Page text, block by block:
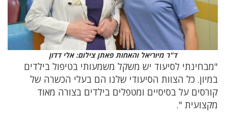
ד"ר מיוריאל והאחות פאתן צילום: אלי דדון
"מבחינתי לסיעוד יש משקל משמעותי בטיפול בילדים
במיון. כל הצוות הסיעודי שלנו הם בעלי הכשרה של
קורסים על בסיסיים ומטפלים בילדים בצורה מאוד
מקצועית ".